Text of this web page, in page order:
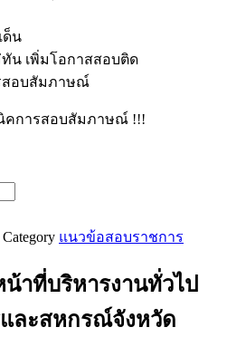
ด็น
น เพิ่มโอกาสสอบติด
สอบสัมภาษณ์
คการสอบสัมภาษณ์ !!!
Category แนวข้อสอบราชการ
าที่บริหารงานทั่วไป
ละสหกรณ์จังหวัด